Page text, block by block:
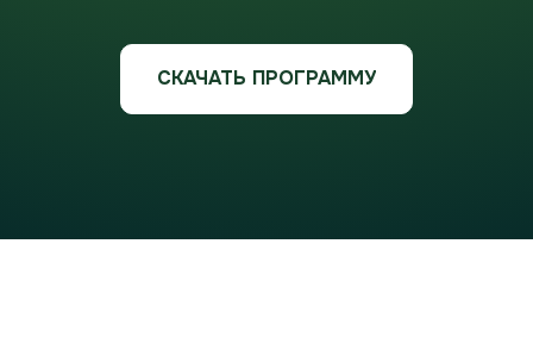
СКАЧАТЬ ПРОГРАММУ